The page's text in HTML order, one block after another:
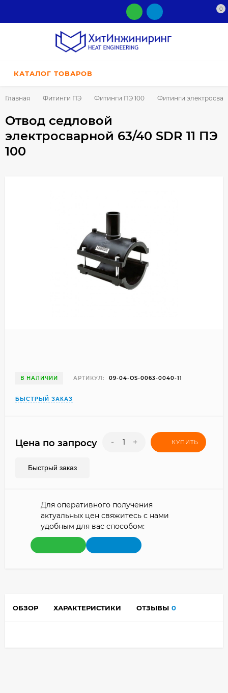
0
КАТАЛОГ ТОВАРОВ
Главная Фитинги ПЭ Фитинги ПЭ 100 Фитинги
Отвод седловой
электросварной 63/40 SDR 11 ПЭ
100
В НАЛИЧИИ АРТИКУЛ: 09-04-OS-0063-0040-11
БЫСТРЫЙ ЗАКАЗ
Цена по запросу - + КУПИТЬ
Быстрый заказ
Для оперативного получения
актуальных цен свяжитесь с нами
удобным для вас способом:
ОБЗОР ХАРАКТЕРИСТИКИ ОТЗЫВЫ 0